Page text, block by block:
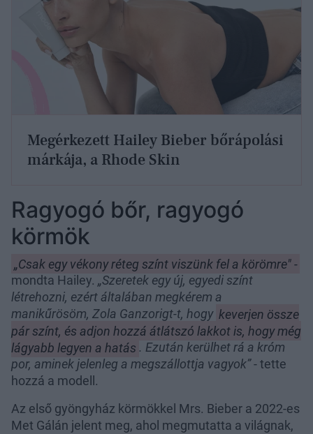
Megérkezett Hailey Bieber bőrápolási
márkája, a Rhode Skin
Ragyogó bőr, ragyogó
körmök
„Csak egy vékony réteg színt viszünk fel a körömre" -
mondta Hailey. „Szeretek egy új, egyedi színt
létrehozni, ezért általában megkérem a
manikűrösöm, Zola Ganzorigt-t, hogy keverjen össze
pár színt, és adjon hozzá átlátszó lakkot is, hogy még
lágyabb legyen a hatás . Ezután kerülhet rá a króm
por, aminek jelenleg a megszállottja vagyok”- tette
hozzá a modell.
Az első gyöngyház körmökkel Mrs. Bieber a 2022-es
Met Gálán jelent meg, ahol megmutatta a világnak,